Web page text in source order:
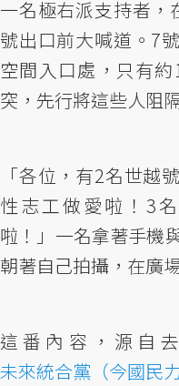
一名極右派支持者，
號出口前大喊道。7
空間入口處，只有
突，先行將這些人阻
「各位，有2名世越
性志工做愛啦！3
啦！」一名拿著手機
朝著自己拍攝，在廣
這番內容，源自
未來統合黨（今國民力